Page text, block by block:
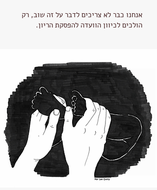
אנחנו כבר לא צריכים לדבר על זה שוב, רק
הולכים לכיוון הוועדה להפסקת הריון.